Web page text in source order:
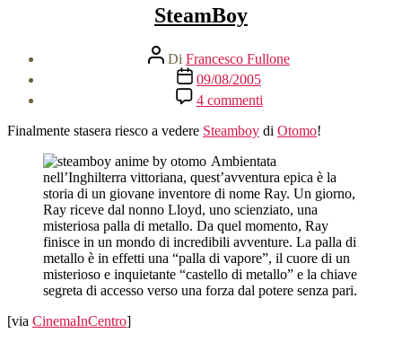
SteamBoy
Autore
articolo
Di Francesco Fullone
Data
dell'articolo
09/08/2005
4 commentisu
SteamBoy
Finalmente stasera riesco a vedere Steamboy di Otomo!
Ambientata
nell’Inghilterra vittoriana, quest’avventura epica è la
storia di un giovane inventore di nome Ray. Un giorno,
Ray riceve dal nonno Lloyd, uno scienziato, una
misteriosa palla di metallo. Da quel momento, Ray
finisce in un mondo di incredibili avventure. La palla di
metallo è in effetti una “palla di vapore”, il cuore di un
misterioso e inquietante “castello di metallo” e la chiave
segreta di accesso verso una forza dal potere senza pari.
[via CinemaInCentro]